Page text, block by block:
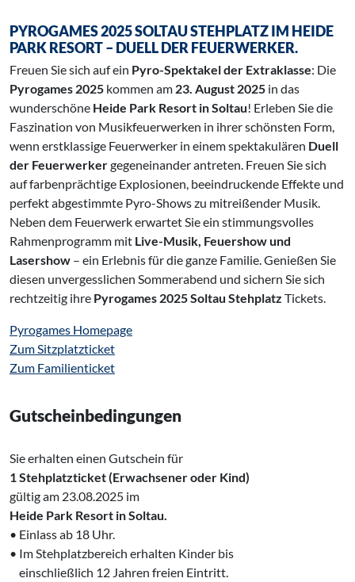
PYROGAMES 2025 SOLTAU STEHPLATZ IM HEIDE
PARK RESORT – DUELL DER FEUERWERKER.
Freuen Sie sich auf ein Pyro-Spektakel der Extraklasse: Die
Pyrogames 2025 kommen am 23. August 2025 in das
wunderschöne Heide Park Resort in Soltau! Erleben Sie die
Faszination von Musikfeuerwerken in ihrer schönsten Form,
wenn erstklassige Feuerwerker in einem spektakulären Duell
der Feuerwerkergegeneinander antreten. Freuen Sie sich
auf farbenprächtige Explosionen, beeindruckende Effekte und
perfekt abgestimmte Pyro-Shows zu mitreißender Musik.
Neben dem Feuerwerk erwartet Sie ein stimmungsvolles
Rahmenprogramm mit Live-Musik, Feuershow und
Lasershow – ein Erlebnis für die ganze Familie. Genießen Sie
diesen unvergesslichen Sommerabend und sichern Sie sich
rechtzeitig ihre Pyrogames 2025 Soltau Stehplatz Tickets.
Pyrogames Homepage
Zum Sitzplatzticket
Zum Familienticket
Gutscheinbedingungen
Sie erhalten einen Gutschein für
1 Stehplatzticket (Erwachsener oder Kind)
gültig am 23.08.2025 im
Heide Park Resort in Soltau.
• Einlass ab 18 Uhr.
• Im Stehplatzbereich erhalten Kinder bis
‍ einschließlich 12 Jahren freien Eintritt.